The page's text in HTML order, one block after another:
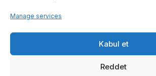
Manage services
Kabul et
Reddet
Kalite politikamız